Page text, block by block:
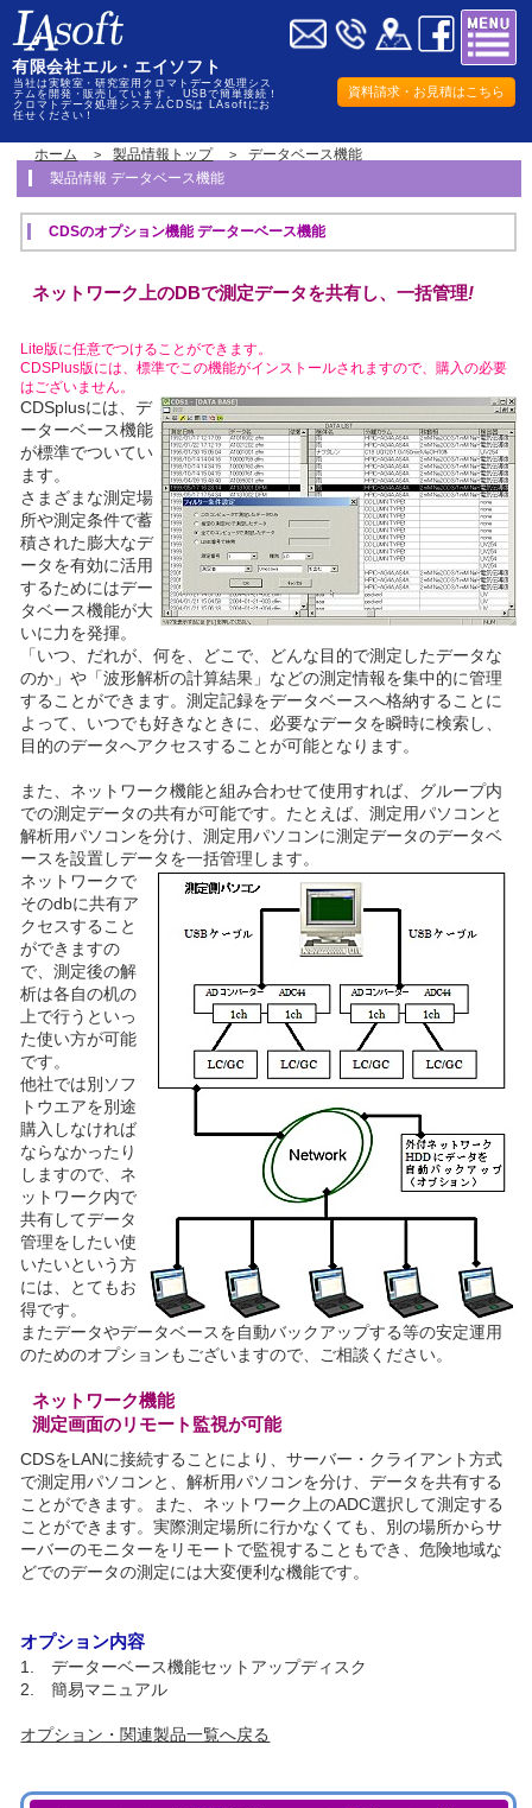
有限会社エル・エイソフト
当社は実験室・研究室用クロマトデータ処理シス
テムを開発・販売しています。 USBで簡単接続！
クロマトデータ処理システムCDSは LAsoftにお
任せください！
資料請求・お見積はこちら
ホーム 製品情報トップ
データベース機能
製品情報 データベース機能
CDSのオプション機能 データーベース機能
ネットワーク上のDBで測定データを共有し、一括管理!
Lite版に任意でつけることができます。
CDSPlus版には、標準でこの機能がインストールされますので、購入の必要
はございません。
CDSplusには、デ
ーターベース機能
が標準でついてい
ます。
さまざまな測定場
所や測定条件で蓄
積された膨大なデ
ータを有効に活用
するためにはデー
タベース機能が大
いに力を発揮。
「いつ、だれが、何を、どこで、どんな目的で測定したデータな
のか」や「波形解析の計算結果」などの測定情報を集中的に管理
することができます。測定記録をデータベースへ格納することに
よって、いつでも好きなときに、必要なデータを瞬時に検索し、
目的のデータへアクセスすることが可能となります。
また、ネットワーク機能と組み合わせて使用すれば、グループ内
での測定データの共有が可能です。たとえば、測定用パソコンと
解析用パソコンを分け、測定用パソコンに測定データのデータベ
ースを設置しデータを一括管理します。
ネットワークで
そのdbに共有ア
クセスすること
ができますの
で、測定後の解
析は各自の机の
上で行うといっ
た使い方が可能
です。
他社では別ソフ
トウエアを別途
購入しなければ
ならなかったり
しますので、ネ
ットワーク内で
共有してデータ
管理をしたい使
いたいという方
には、とてもお
得です。
またデータやデータベースを自動バックアップする等の安定運用
のためのオプションもございますので、ご相談ください。
ネットワーク機能
測定画面のリモート監視が可能
CDSをLANに接続することにより、サーバー・クライアント方式
で測定用パソコンと、解析用パソコンを分け、データを共有する
ことができます。また、ネットワーク上のADC選択して測定する
ことができます。実際測定場所に行かなくても、別の場所からサ
ーバーのモニターをリモートで監視することもでき、危険地域な
どでのデータの測定には大変便利な機能です。
オプション内容
1. データーベース機能セットアップディスク
2. 簡易マニュアル
オプション・関連製品一覧へ戻る